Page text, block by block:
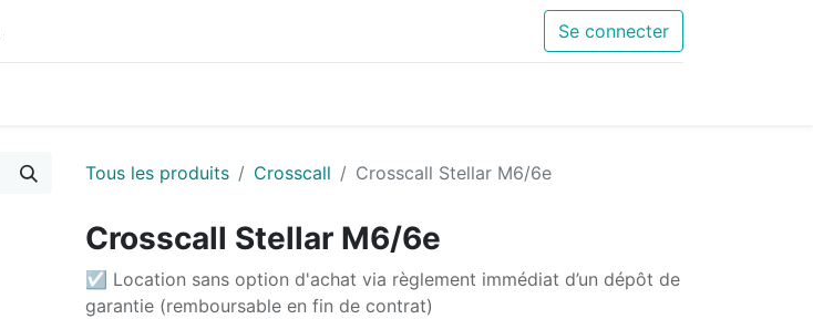
Se connecter
Tous les produits Crosscall Crosscall Stellar M6/6e
Crosscall Stellar M6/6e
☑ Location sans option d'achat via règlement immédiat d’un dépôt de
garantie (remboursable en fin de contrat)